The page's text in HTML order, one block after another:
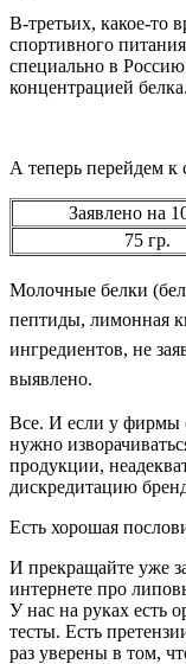
В-третьих, какое-то
спортивного
специально в
концентрацией
А теперь перейдем
Заявлено на
75 гр.
Молочные белки
пептиды, лимонная
ингредиентов, не
выявлено.
Все. И если у фирмы
нужно
продукции,
дискредитацию
Есть хорошая
И прекращайте уже
интернете про
У нас на руках есть
тесты. Есть
раз уверены в том,